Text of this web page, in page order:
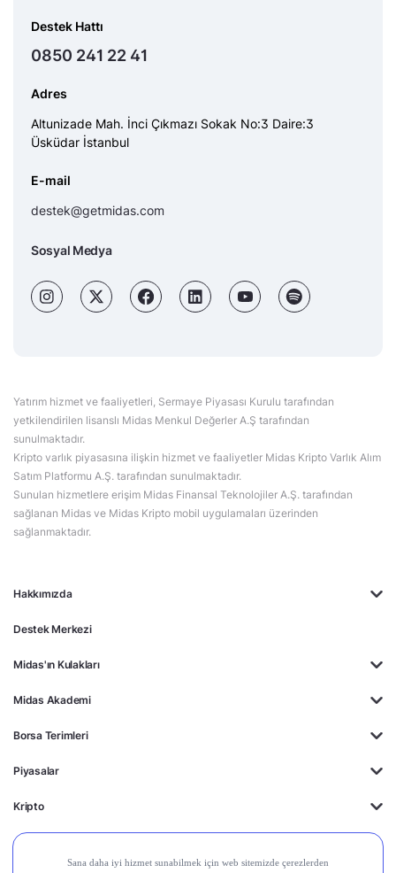
Hakkımızda
Destek Merkezi
Midas'ın Kulakları
Midas Akademi
Borsa Terimleri
Piyasalar
Kripto
Ayrıcalıklar
Destek Hattı
0850 241 22 41
Adres
Altunizade Mah. İnci Çıkmazı Sokak No:3 Daire:3
Üsküdar İstanbul
E-mail
destek@getmidas.com
Sosyal Medya
Yatırım hizmet ve faaliyetleri, Sermaye Piyasası Kurulu tarafından
yetkilendirilen lisanslı Midas Menkul Değerler A.Ş tarafından
sunulmaktadır.
Kripto varlık piyasasına ilişkin hizmet ve faaliyetler Midas Kripto Varlık Alım
Satım Platformu A.Ş. tarafından sunulmaktadır.
Sunulan hizmetlere erişim Midas Finansal Teknolojiler A.Ş. tarafından
sağlanan Midas ve Midas Kripto mobil uygulamaları üzerinden
sağlanmaktadır.